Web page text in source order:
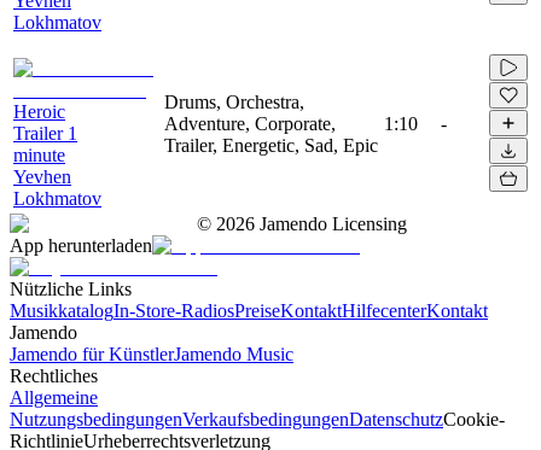
Lokhmatov
Heroic
Trailer 1
minute
Yevhen
Lokhmatov
Drums, Orchestra,
Adventure, Corporate,
Trailer, Energetic, Sad, Epic
1:10 -
© 2026 Jamendo Licensing
App herunterladen
Nützliche Links
MusikkatalogIn-Store-RadiosPreiseKontaktHilfecenterKontakt
Jamendo
Jamendo für KünstlerJamendo Music
Rechtliches
Allgemeine
NutzungsbedingungenVerkaufsbedingungenDatenschutzCookie-
RichtlinieUrheberrechtsverletzung